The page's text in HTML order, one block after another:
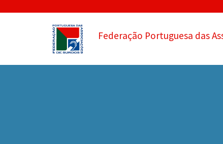
Federação Portuguesa das